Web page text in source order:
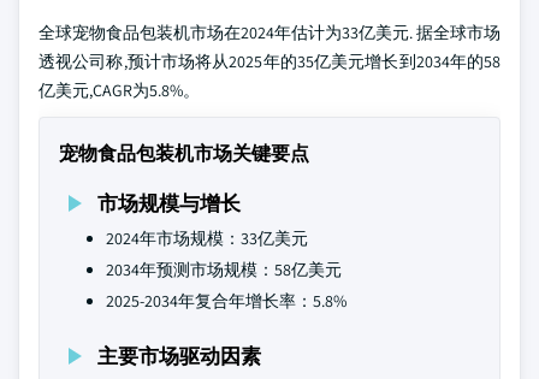
全球宠物食品包装机市场在2024年估计为33亿美元. 据全球市场
透视公司称,预计市场将从2025年的35亿美元增长到2034年的58
亿美元,CAGR为5.8%。
宠物食品包装机市场关键要点
市场规模与增长
2024年市场规模：33亿美元
2034年预测市场规模：58亿美元
2025-2034年复合年增长率：5.8%
主要市场驱动因素